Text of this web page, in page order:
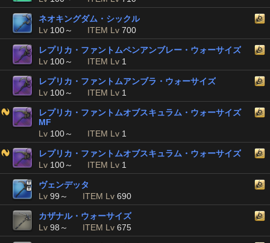
ネオキングダム・シックル
Lv 100～ ITEM Lv 700
レプリカ・ファントムペンアンブレー・ウォーサイズ
Lv 100～ ITEM Lv 1
レプリカ・ファントムアンブラ・ウォーサイズ
Lv 100～ ITEM Lv 1
レプリカ・ファントムオブスキュラム・ウォーサイズ
MF
Lv 100～ ITEM Lv 1
レプリカ・ファントムオブスキュラム・ウォーサイズ
Lv 100～ ITEM Lv 1
ヴェンデッタ
Lv 99～ ITEM Lv 690
カザナル・ウォーサイズ
Lv 98～ ITEM Lv 675